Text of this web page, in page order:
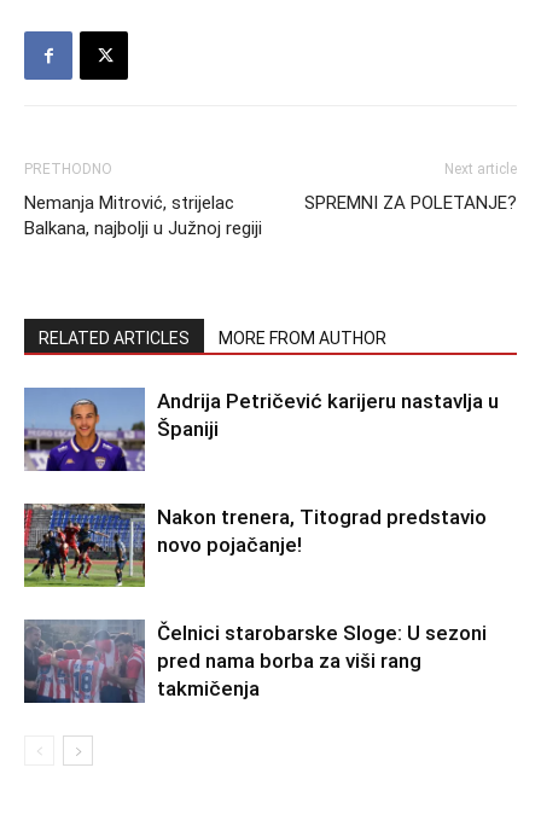
PRETHODNO
Nemanja Mitrović, strijelac
Balkana, najbolji u Južnoj regiji
Next article
SPREMNI ZA POLETANJE?
RELATED ARTICLES MORE FROM AUTHOR
Andrija Petričević karijeru nastavlja u
Španiji
Nakon trenera, Titograd predstavio
novo pojačanje!
Čelnici starobarske Sloge: U sezoni
pred nama borba za viši rang
takmičenja